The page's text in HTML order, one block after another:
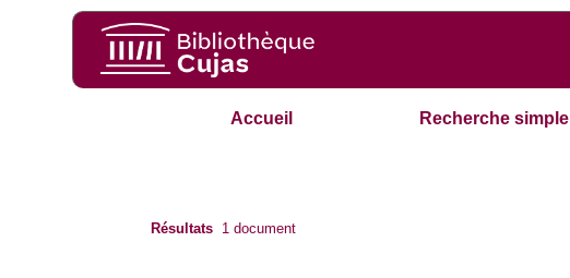
Accueil Recherche simple
Résultats 1 document